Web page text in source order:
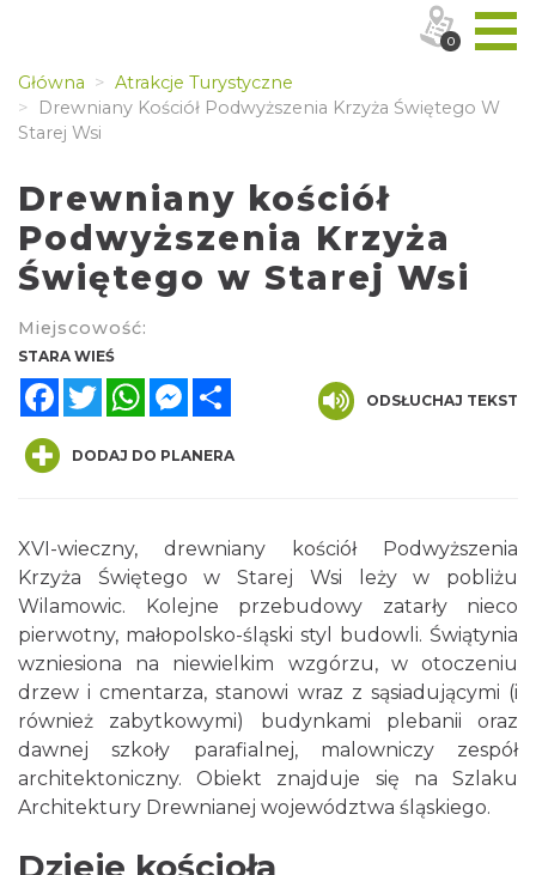
Główna
Atrakcje Turystyczne
Drewniany Kościół Podwyższenia Krzyża Świętego W
Starej Wsi
Drewniany kościół
Podwyższenia Krzyża
Świętego w Starej Wsi
Miejscowość:
STARA WIEŚ
FacebookTwitterWhatsAppMessenger
ODSŁUCHAJ TEKST
DODAJ DO PLANERA
XVI-wieczny, drewniany kościół Podwyższenia
Krzyża Świętego w Starej Wsi leży w pobliżu
Wilamowic. Kolejne przebudowy zatarły nieco
pierwotny, małopolsko-śląski styl budowli. Świątynia
wzniesiona na niewielkim wzgórzu, w otoczeniu
drzew i cmentarza, stanowi wraz z sąsiadującymi (i
również zabytkowymi) budynkami plebanii oraz
dawnej szkoły parafialnej, malowniczy zespół
architektoniczny. Obiekt znajduje się na Szlaku
Architektury Drewnianej województwa śląskiego.
Dzieje kościoła
0